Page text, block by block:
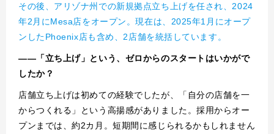
その後、アリゾナ州での新規拠点立ち上げを任され、2024
年2月にMesa店をオープン。現在は、2025年1月にオープ
ンしたPhoenix店も含め、2店舗を統括しています。
――「立ち上げ」という、ゼロからのスタートはいかがで
したか？
店舗立ち上げは初めての経験でしたが、「自分の店舗を一
からつくれる」という高揚感がありました。採用からオー
プンまでは、約2カ月。短期間に感じられるかもしれません